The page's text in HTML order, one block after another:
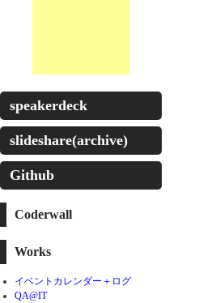
speakerdeck
slideshare(archive)
Github
Coderwall
Works
イベントカレンダー＋ログ
QA@IT